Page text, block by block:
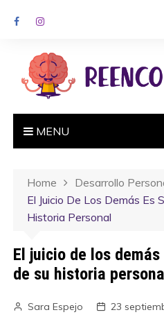
MENU
Home
Desarrollo
El Juicio De Los Demás Es
Historia Personal
El juicio de los
de su historia personal
Sara Espejo 23